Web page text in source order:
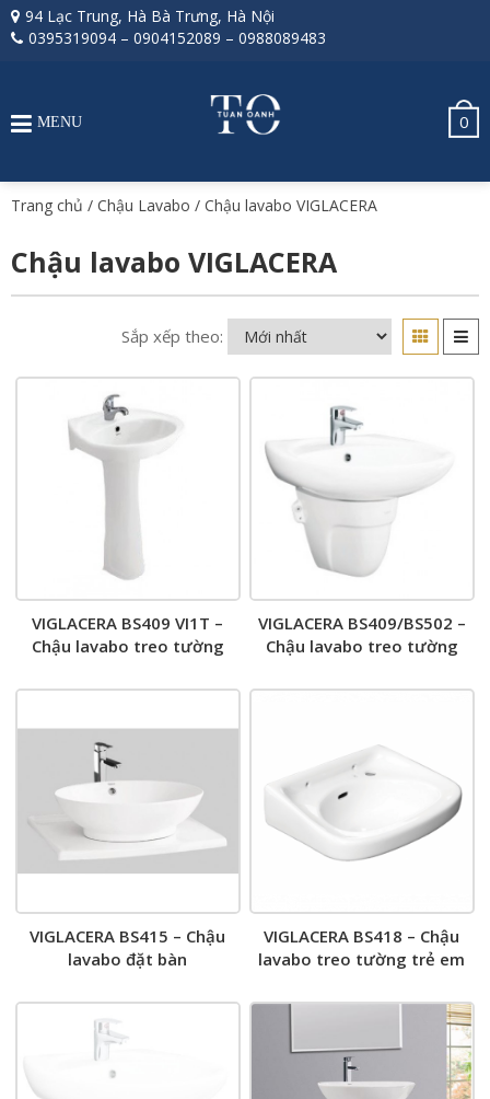
94 Lạc Trung, Hà Bà Trưng, Hà Nội
0395319094 – 0904152089 – 0988089483
0
MENU
Trang chủ / Chậu Lavabo / Chậu lavabo VIGLACERA
Chậu lavabo VIGLACERA
Sắp xếp theo:
VIGLACERA BS409 VI1T –
Chậu lavabo treo tường
VIGLACERA BS409/BS502 –
Chậu lavabo treo tường
VIGLACERA BS415 – Chậu
lavabo đặt bàn
VIGLACERA BS418 – Chậu
lavabo treo tường trẻ em